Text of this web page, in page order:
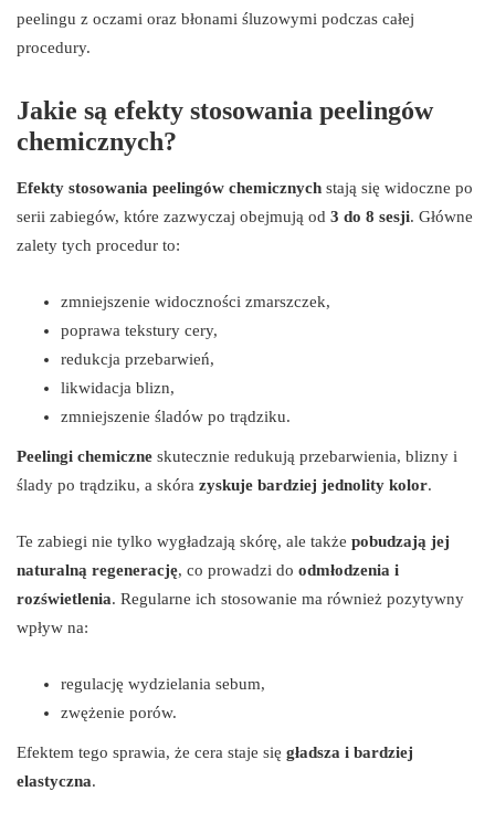
peelingu z oczami oraz błonami śluzowymi podczas całej
procedury.
Jakie są efekty stosowania peelingów
chemicznych?
Efekty stosowania peelingów chemicznych stają się widoczne po
serii zabiegów, które zazwyczaj obejmują od 3 do 8 sesji. Główne
zalety tych procedur to:
zmniejszenie widoczności zmarszczek,
poprawa tekstury cery,
redukcja przebarwień,
likwidacja blizn,
zmniejszenie śladów po trądziku.
Peelingi chemiczne skutecznie redukują przebarwienia, blizny i
ślady po trądziku, a skóra zyskuje bardziej jednolity kolor.
Te zabiegi nie tylko wygładzają skórę, ale także pobudzają jej
naturalną regenerację, co prowadzi do odmłodzenia i
rozświetlenia. Regularne ich stosowanie ma również pozytywny
wpływ na:
regulację wydzielania sebum,
zwężenie porów.
Efektem tego sprawia, że cera staje się gładsza i bardziej
elastyczna.